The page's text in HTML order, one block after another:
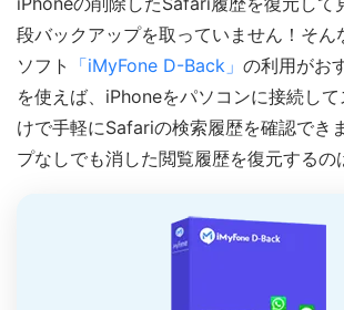
段バックアップを取っていません！そん
ソフト
「iMyFone D-Back」 の利用がお
を使えば、iPhoneをパソコンに接続し
けで手軽にSafariの検索履歴を確認でき
プなしでも消した閲覧履歴を復元するの